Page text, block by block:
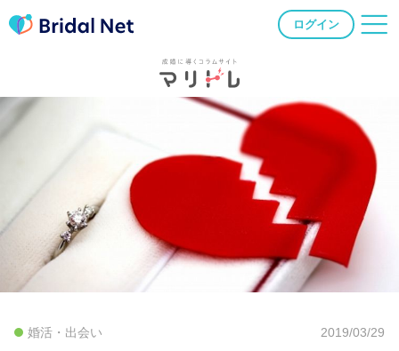
ログイン
婚活・出会い 2019/03/29